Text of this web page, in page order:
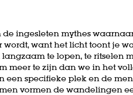
de ingesleten mythes
wordt, want het licht toont je
te lopen, te ritselen
meer te zijn dan we in het
specifieke plek en de
vormen de wandelingen